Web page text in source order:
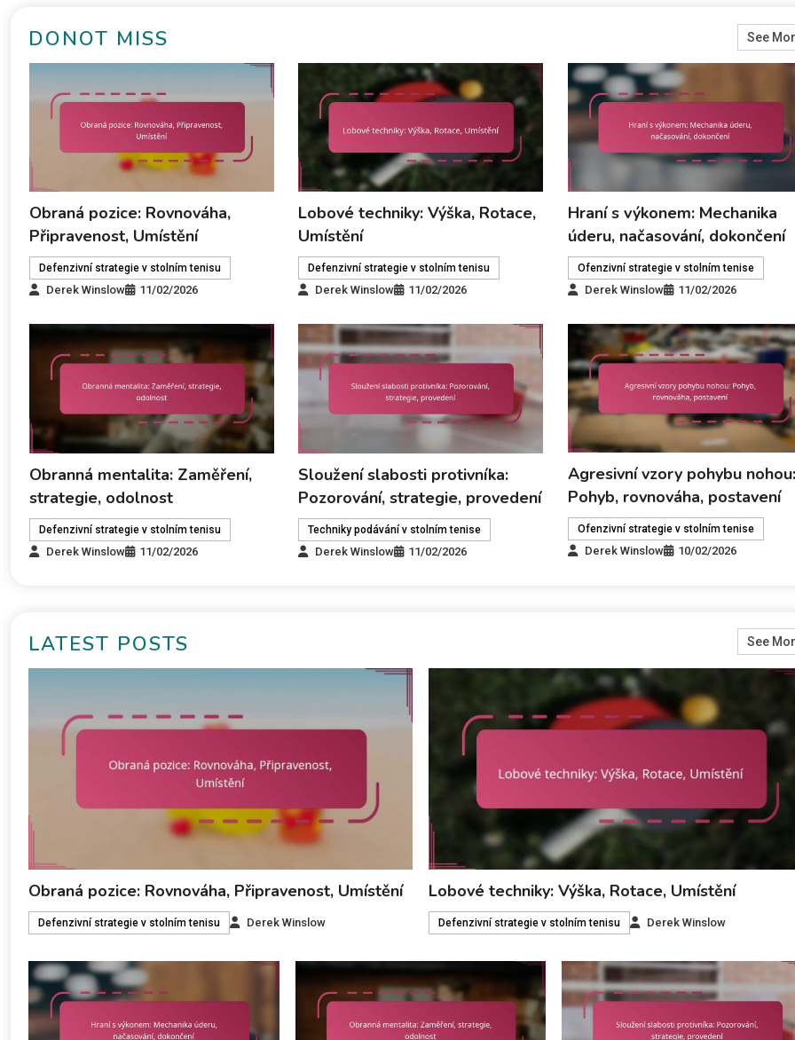
DONOT MISS See
Obraná pozice: Rovnováha,
Připravenost, Umístění
Defenzivní strategie v stolním tenisu
Derek Winslow 11/02/2026
Lobové techniky: Výška, Rotace,
Umístění
Defenzivní strategie v stolním tenisu
Derek Winslow 11/02/2026
Hraní s výkonem: Mechanika
úderu, načasování, dokončení
Ofenzivní strategie v stolním tenise
Derek Winslow 11/02/2026
Obranná mentalita: Zaměření,
strategie, odolnost
Defenzivní strategie v stolním tenisu
Derek Winslow 11/02/2026
Sloužení slabosti protivníka:
Pozorování, strategie, provedení
Techniky podávání v stolním tenise
Derek Winslow 11/02/2026
Agresivní vzory pohybu nohou:
Pohyb, rovnováha, postavení
Ofenzivní strategie v stolním tenise
Derek Winslow 10/02/2026
LATEST POSTS See
Obraná pozice: Rovnováha, Připravenost, Umístění
Defenzivní strategie v stolním tenisu Derek Winslow
Lobové techniky: Výška, Rotace, Umístění
Defenzivní strategie v stolním tenisu Derek Winslow